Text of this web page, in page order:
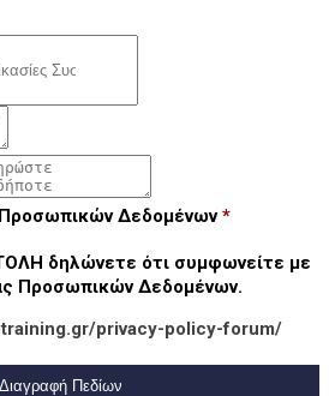
Δεδομένων*
δηλώνετε ότι συμφωνείτε με
Προσωπικών Δεδομένων.
privacy-policy-forum/
Διαγραφή Πεδίων